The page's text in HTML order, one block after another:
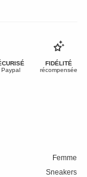
FIDÉLITÉ
récompensée
Femme
Sneakers